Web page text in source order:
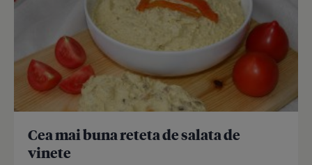
Cea mai buna reteta de salata de
vinete